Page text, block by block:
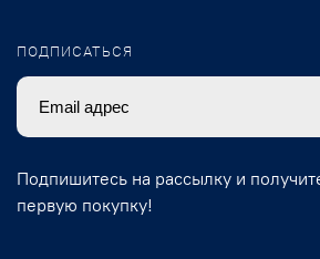
ПОДПИСАТЬСЯ
Подпишитесь на рассылку и
первую покупку!